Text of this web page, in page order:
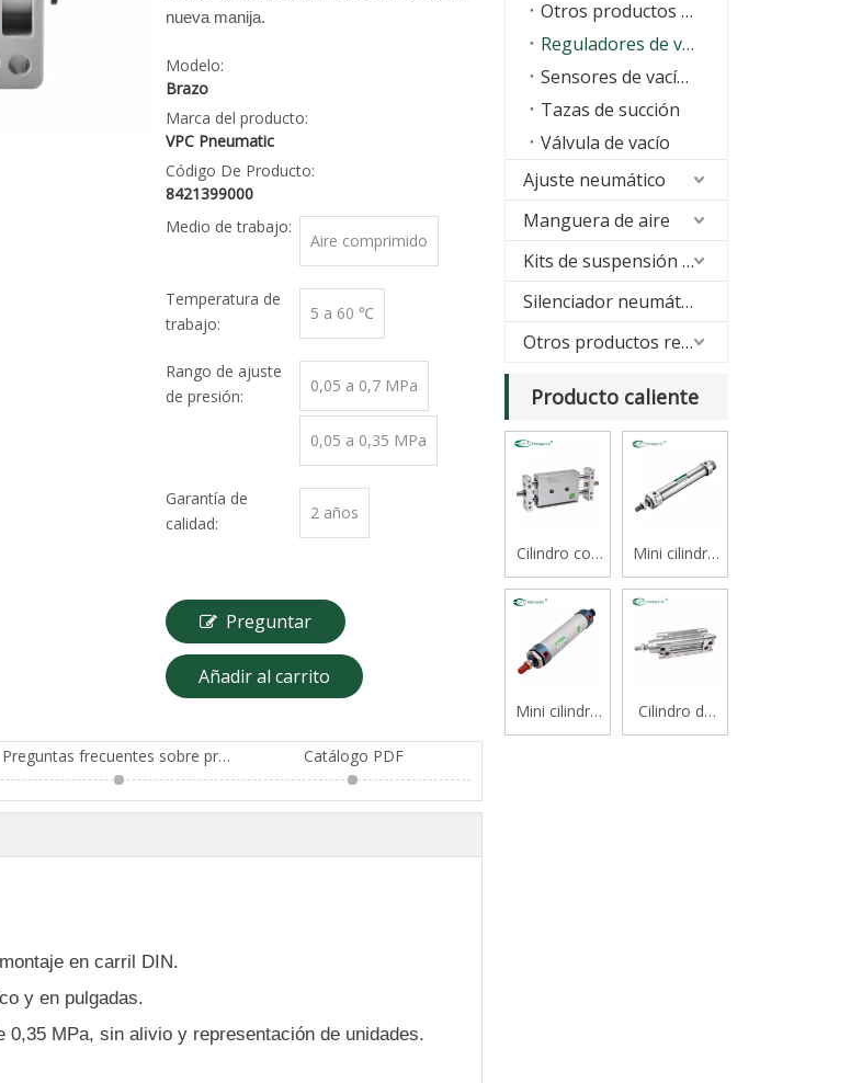
nueva manija.
Modelo:
Brazo
Marca del producto:
VPC Pneumatic
Código De Producto:
8421399000
Medio de trabajo:
Aire comprimido
Temperatura de
trabajo:
5 a 60 ℃
Rango de ajuste
de presión:
0,05 a 0,7 MPa
0,05 a 0,35 MPa
Garantía de
calidad:
2 años
Preguntar
Añadir al carrito
Preguntas frecuentes sobre productos Catálogo PDF
en carril DIN.
y en pulgadas.
MPa, sin alivio y representación de unidades.
Otros productos de vacío
Reguladores de vacío
Sensores de vacío/interruptor
Tazas de succión
Válvula de vacío
Ajuste neumático
Manguera de aire
Kits de suspensión neumática
Silenciador neumático
Otros productos relacionados
Producto caliente
Cilindro con
cojinete
deslizante
tipo varilla
doble serie
STM
Mini cilindro
serie CJ2B
Mini cilindro
de aluminio
Cilindro de
vástago